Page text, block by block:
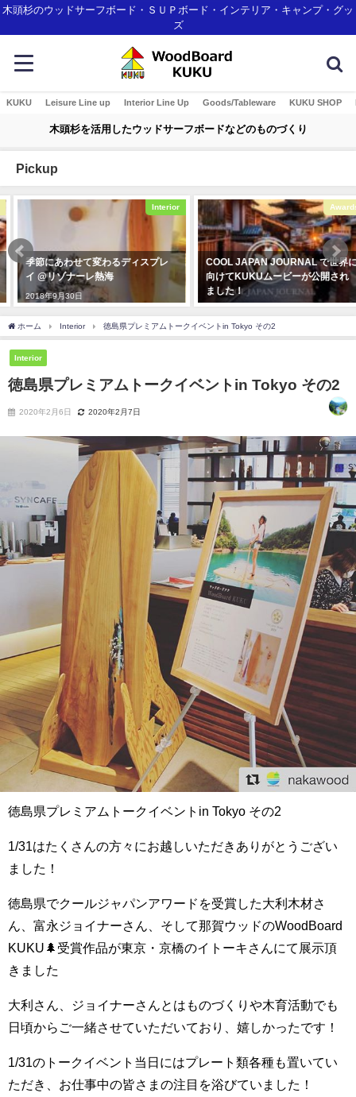
木頭杉のウッドサーフボード・ＳＵＰボード・インテリア・キャンプ・グッ
ズ
KUKU Leisure Line up Interior Line Up Goods/Tableware KUKU SHOP
木頭杉を活用したウッドサーフボードなどのものづくり
Pickup
Interior
季節にあわせて変わるディスプレ
イ @リゾナーレ熱海
2018年9月30日
Awards
COOL JAPAN JOURNAL で世界に
向けてKUKUムービーが公開され
ました！
ホーム Interior 徳島県プレミアムトークイベントin Tokyo その2
Interior
徳島県プレミアムトークイベントin Tokyo その2
2020年2月6日 2020年2月7日
徳島県プレミアムトークイベントin Tokyo その2
1/31はたくさんの方々にお越しいただきありがとうござい
ました！
徳島県でクールジャパンアワードを受賞した大利木材さ
ん、富永ジョイナーさん、そして那賀ウッドのWoodBoard
KUKU🌲受賞作品が東京・京橋のイトーキさんにて展示頂
きました️
大利さん、ジョイナーさんとはものづくりや木育活動でも
日頃からご一緒させていただいており、嬉しかったです！
1/31のトークイベント当日にはプレート類各種も置いてい
ただき、お仕事中の皆さまの注目を浴びていました！